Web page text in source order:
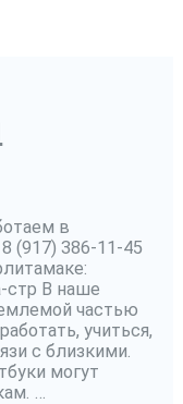
в
(917) 386-11-45
стр В наше
частью
учиться,
с близкими.
могут
…